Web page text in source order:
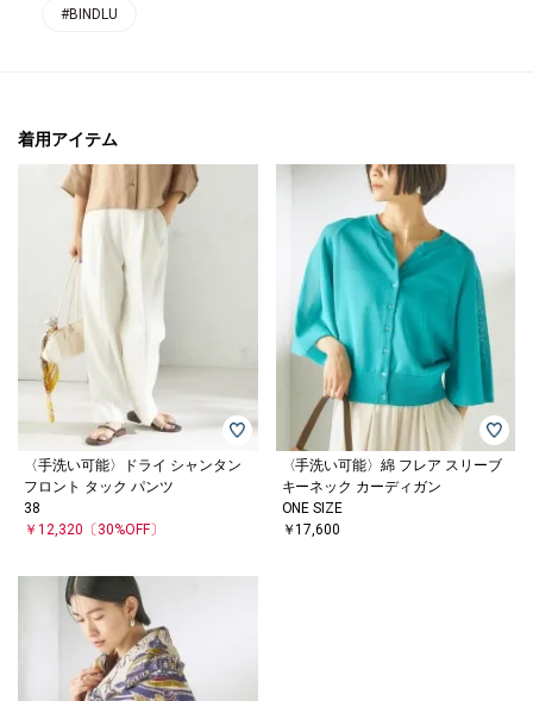
#BINDLU
着用アイテム
〈手洗い可能〉ドライ シャンタン
フロント タック パンツ
38
￥12,320 〔30%OFF〕
〈手洗い可能〉綿 フレア スリーブ
キーネック カーディガン
ONE SIZE
￥17,600